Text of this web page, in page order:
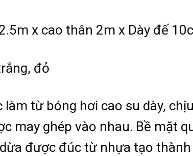
x cao thân 2m x Dày đế
đỏ
làm từ bóng hơi cao su dày,
may ghép vào nhau. Bề mặt
được đúc từ nhựa tạo